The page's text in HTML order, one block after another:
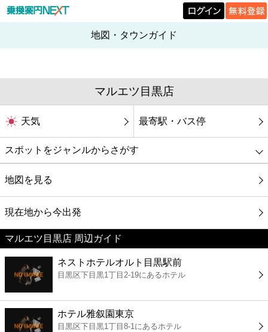
地図・タウンガイド
マルエツ目黒店
天気 最寄駅・バス停
スポットをジャンルからさがす
グルメ
映画
美容
コンビニ
薬局
地図を見る
現在地から今出発
マルエツ目黒店 周辺ガイド
ネストホテルオルト目黒駅前
目黒区下目黒1丁目2-19にあるホテル
ホテル雅叙園東京
目黒区下目黒1丁目8-1にあるホテル